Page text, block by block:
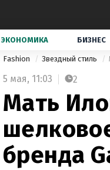
ЭКОНОМИКА БИЗНЕС
Fashion Звездный стиль
5 мая, 11:03 2
Мать
бренда